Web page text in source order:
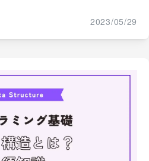
2023/05/29